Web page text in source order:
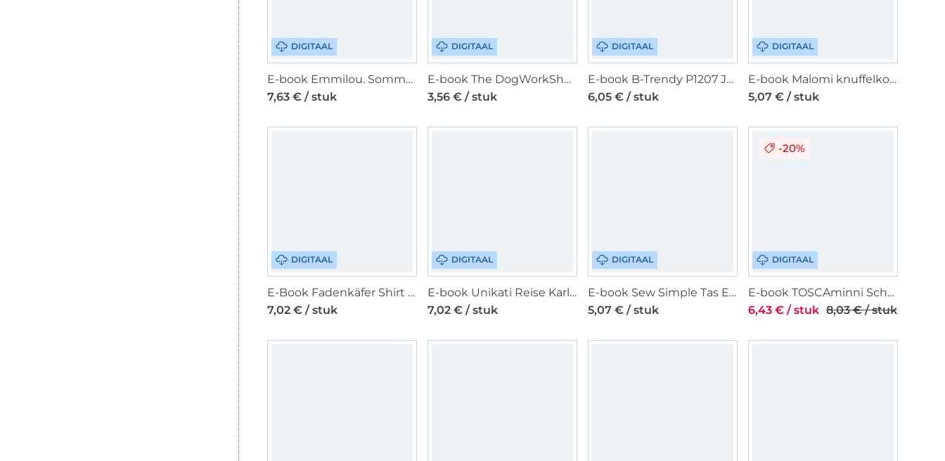
DIGITAAL
E-book Emmilou. Sommerkleid Amelie Kinder, Duits
7,63 € / stuk
DIGITAAL
E-book The DogWorkShop Hundetasche Baggy, Duits
3,56 € / stuk
DIGITAAL
E-book B-Trendy P1207 Jurk Bibi Kids, Nederlands
6,05 € / stuk
DIGITAAL
E-book Malomi knuffelkonijn Flöckchen, Nederlands
5,07 € / stuk
DIGITAAL
E-Book Fadenkäfer Shirt Fly Damen, duits
7,02 € / stuk
DIGITAAL
E-book Unikati Reise Karli, Duits
7,02 € / stuk
DIGITAAL
E-book Sew Simple Tas Elektra, Duits
5,07 € / stuk
DIGITAAL
-20%
E-book TOSCAminni Schnittmanufaktur Dames Blouse Janina, Duits
6,43 € / stuk 8,03 € / stuk